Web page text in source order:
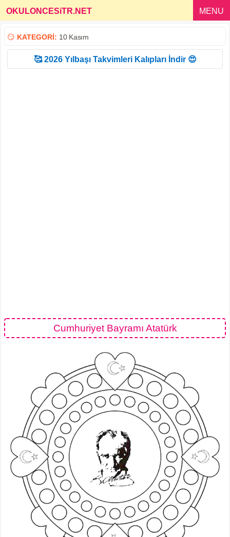
OKULONCESiTR.NET MENU
😏 KATEGORİ: 10 Kasım
🥰 2026 Yılbaşı Takvimleri Kalıpları İndir 😍
Cumhuriyet Bayramı Atatürk